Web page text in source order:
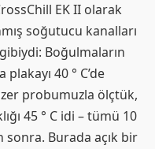
EK II olarak
soğutucu kanalları
Boğulmaların
plakayı 40 ° C’de
probumuzla ölçtük,
45 ° C idi – tümü 10
Burada açık bir